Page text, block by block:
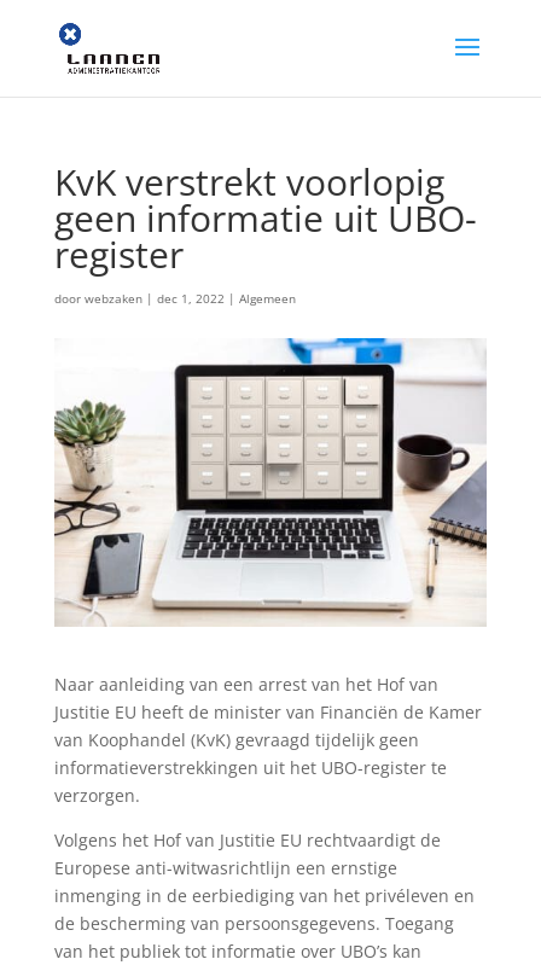
KvK verstrekt voorlopig
geen informatie uit UBO-
register
door webzaken| dec 1, 2022 | Algemeen
Naar aanleiding van een arrest van het Hof van
Justitie EU heeft de minister van Financiën de Kamer
van Koophandel (KvK) gevraagd tijdelijk geen
informatieverstrekkingen uit het UBO-register te
verzorgen.
Volgens het Hof van Justitie EU rechtvaardigt de
Europese anti-witwasrichtlijn een ernstige
inmenging in de eerbiediging van het privéleven en
de bescherming van persoonsgegevens. Toegang
van het publiek tot informatie over UBO’s kan